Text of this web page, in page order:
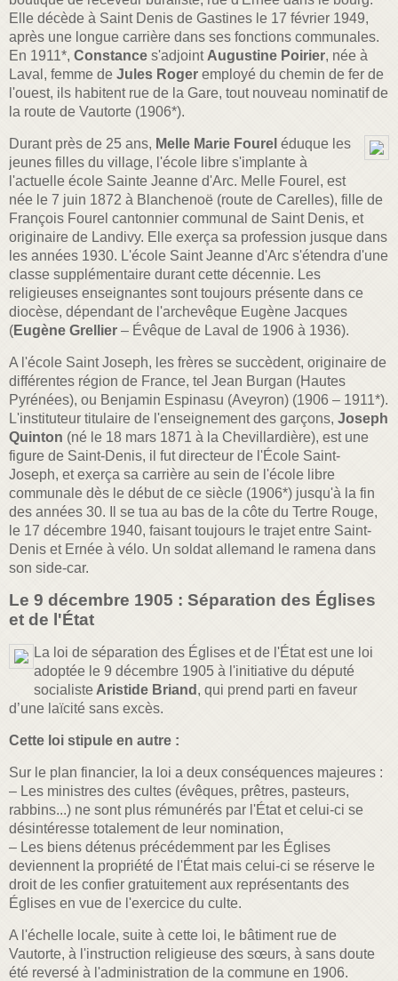
Elle décède à Saint Denis de Gastines le 17 février 1949,
après une longue carrière dans ses fonctions communales.
En 1911*, Constance s'adjoint Augustine Poirier, née à
Laval, femme de Jules Roger employé du chemin de fer de
l'ouest, ils habitent rue de la Gare, tout nouveau nominatif de
la route de Vautorte (1906*).
Durant près de 25 ans, Melle Marie Fourel éduque les
jeunes filles du village, l'école libre s'implante à
l'actuelle école Sainte Jeanne d'Arc. Melle Fourel, est
née le 7 juin 1872 à Blanchenoë (route de Carelles), fille de
François Fourel cantonnier communal de Saint Denis, et
originaire de Landivy. Elle exerça sa profession jusque dans
les années 1930. L'école Saint Jeanne d'Arc s'étendra d'une
classe supplémentaire durant cette décennie. Les
religieuses enseignantes sont toujours présente dans ce
diocèse, dépendant de l'archevêque Eugène Jacques
(Eugène Grellier – Évêque de Laval de 1906 à 1936).
A l'école Saint Joseph, les frères se succèdent, originaire de
différentes région de France, tel Jean Burgan (Hautes
Pyrénées), ou Benjamin Espinasu (Aveyron) (1906 – 1911*).
L'instituteur titulaire de l'enseignement des garçons, Joseph
Quinton (né le 18 mars 1871 à la Chevillardière), est une
figure de Saint-Denis, il fut directeur de l'École Saint-
Joseph, et exerça sa carrière au sein de l'école libre
communale dès le début de ce siècle (1906*) jusqu'à la fin
des années 30. Il se tua au bas de la côte du Tertre Rouge,
le 17 décembre 1940, faisant toujours le trajet entre Saint-
Denis et Ernée à vélo. Un soldat allemand le ramena dans
son side-car.
Le 9 décembre 1905 : Séparation des Églises
et de l'État
La loi de séparation des Églises et de l'État est une loi
adoptée le 9 décembre 1905 à l'initiative du député
socialiste Aristide Briand , qui prend parti en faveur
d’une laïcité sans excès.
Cette loi stipule en autre :
Sur le plan financier, la loi a deux conséquences majeures :
– Les ministres des cultes (évêques, prêtres, pasteurs,
rabbins...) ne sont plus rémunérés par l'État et celui-ci se
désintéresse totalement de leur nomination,
– Les biens détenus précédemment par les Églises
deviennent la propriété de l'État mais celui-ci se réserve le
droit de les confier gratuitement aux représentants des
Églises en vue de l'exercice du culte.
A l'échelle locale, suite à cette loi, le bâtiment rue de
Vautorte, à l'instruction religieuse des sœurs, à sans doute
été reversé à l'administration de la commune en 1906.